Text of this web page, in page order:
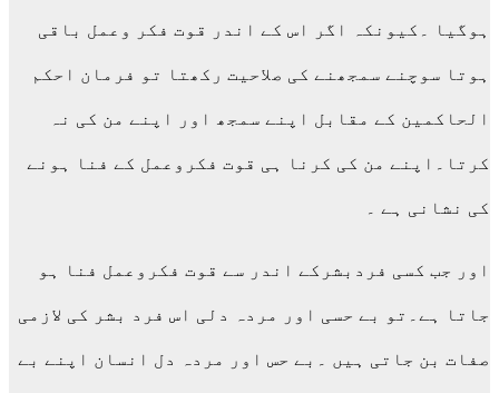
ہوگیا ۔کیونکہ اگر اس کے اندر قوت فکر وعمل باقی
ہوتا سوچنے سمجھنے کی صلاحیت رکھتا تو فرمان احکم
الحاکمین کے مقابل اپنے سمجھ اور اپنے من کی نہ
کرتا۔اپنے من کی کرنا ہی قوت فکروعمل کے فنا ہونے
کی نشانی ہے ۔
اور جب کسی فردبشرکے اندر سے قوت فکروعمل فنا ہو
جاتا ہے۔تو بے حسی اور مردہ دلی اس فرد بشر کی لازمی
صفات بن جاتی ہیں ۔بے حس اور مردہ دل انسان اپنے بے